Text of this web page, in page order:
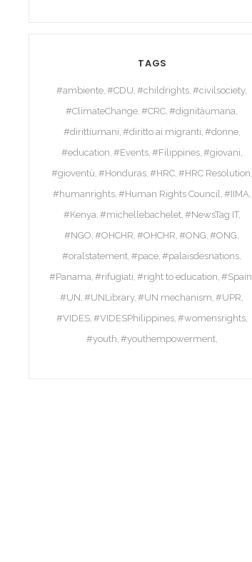
TAGS
#ambiente #CDU #childrights #civilsociety
#ClimateChange #CRC #dignitàumana
#dirittiumani #diritto ai migranti #donne
#education #Events #Filippines #giovani
#gioventù #Honduras #HRC #HRC Resolution
#humanrights #Human Rights Council #IIMA
#Kenya #michellebachelet #NewsTag IT
#NGO #OHCHR #OHCHR #ONG #ONG
#oralstatement #pace #palaisdesnations
#Panama #rifugiati #right to education #Spain
#UN #UNLibrary #UN mechanism #UPR
#VIDES #VIDESPhilippines #womensrights
#youth #youthempowerment